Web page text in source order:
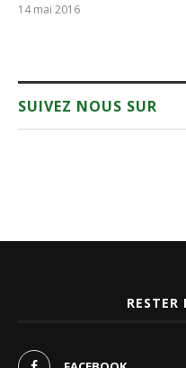
14 mai 2016
SUIVEZ NOUS SUR